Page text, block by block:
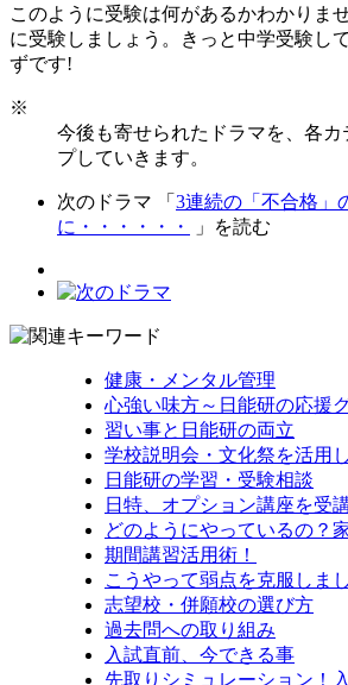
このように受験は何があるかわかりま
に受験しましょう。きっと中学受験し
ずです!
※
今後も寄せられたドラマを、各カ
プしていきます。
次のドラマ 「 3連続の「不合格」
に・・・・・・
」を読む
健康・メンタル管理
心強い味方～日能研の応援
習い事と日能研の両立
学校説明会・文化祭を活用
日能研の学習・受験相談
日特、オプション講座を受
どのようにやっているの？
期間講習活用術！
こうやって弱点を克服しま
志望校・併願校の選び方
過去問への取り組み
入試直前、今できる事
先取りシミュレーション！